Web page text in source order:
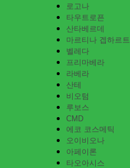
로고나
타우트로픈
산타베르데
마르티나 겝하르트
벨레다
프리마베라
라베라
산테
비오텀
루보스
CMD
에코 코스메틱
오이비오나
아페이론
타오아시스